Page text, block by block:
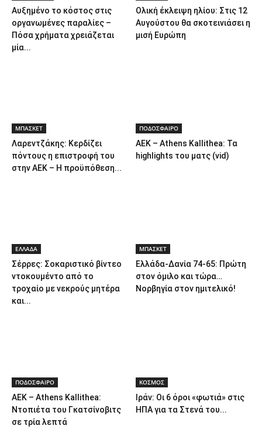
Αυξημένο το κόστος στις
οργανωμένες παραλίες –
Πόσα χρήματα χρειάζεται
μία...
Ολική έκλειψη ηλίου: Στις 12
Αυγούστου θα σκοτεινιάσει η
μισή Ευρώπη
ΜΠΑΣΚΕΤ
Λαρεντζάκης: Κερδίζει
πόντους η επιστροφή του
στην ΑΕΚ – Η προϋπόθεση...
ΠΟΔΟΣΦΑΙΡΟ
ΑΕΚ – Athens Kallithea: Τα
highlights του ματς (vid)
ΕΛΛΑΔΑ
Σέρρες: Σοκαριστικό βίντεο
ντοκουμέντο από το
τροχαίο με νεκρούς μητέρα
και...
ΜΠΑΣΚΕΤ
Ελλάδα-Δανία 74-65: Πρώτη
στον όμιλο και τώρα…
Νορβηγία στον ημιτελικό!
ΠΟΔΟΣΦΑΙΡΟ
ΑΕΚ – Athens Kallithea:
Ντοπιέτα του Γκατσίνοβιτς
σε τρία λεπτά
ΚΟΣΜΟΣ
Ιράν: Οι 6 όροι «φωτιά» στις
ΗΠΑ για τα Στενά του...